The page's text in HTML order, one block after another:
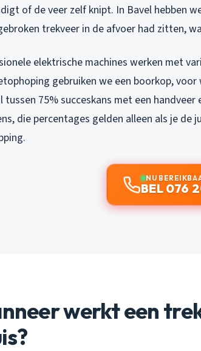
of de veer zelf knipt. In Bavel hebben
trekveer in de afvoer had zitten,
elektrische machines werken met
gebruiken we een boorkop,
tussen 75% succeskans met een
die percentages gelden alleen als je de
NU
BEL 076
werkt een